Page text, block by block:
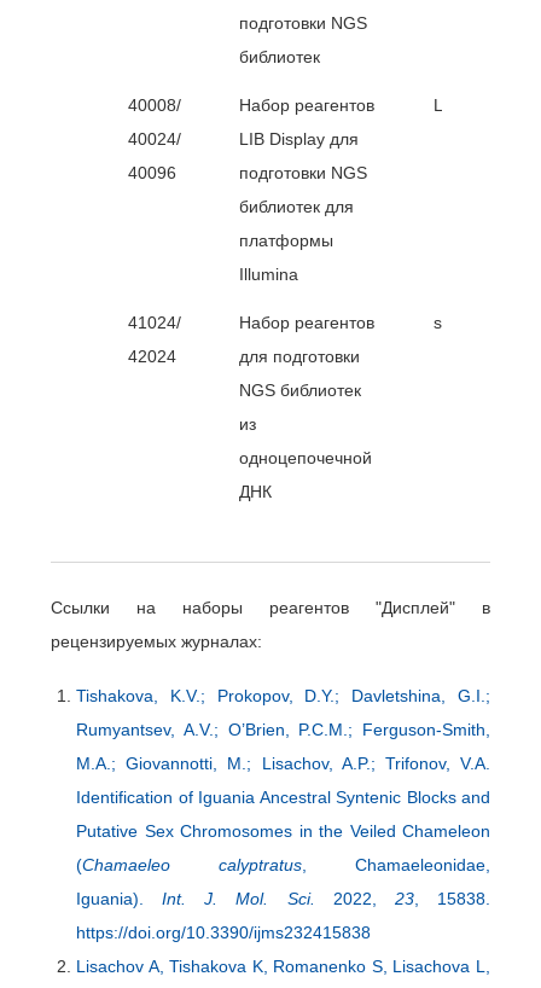
подготовки NGS
библиотек
40008/
40024/
40096
Набор реагентов
LIB Display для
подготовки NGS
библиотек для
платформы
Illumina
LIB Display
41024/
42024
Набор реагентов
для подготовки
NGS библиотек
из
одноцепочечной
ДНК
ssDNA
Ссылки на наборы реагентов "Дисплей" в
рецензируемых журналах:
Tishakova, K.V.; Prokopov, D.Y.; Davletshina, G.I.;
Rumyantsev, A.V.; O’Brien, P.C.M.; Ferguson-Smith,
M.A.; Giovannotti, M.; Lisachov, A.P.; Trifonov, V.A.
Identification of Iguania Ancestral Syntenic Blocks and
Putative Sex Chromosomes in the Veiled Chameleon
(Chamaeleo calyptratus , Chamaeleonidae,
Iguania).Int. J. Mol. Sci. 2022, 23, 15838.
https://doi.org/10.3390/ijms232415838
Lisachov A, Tishakova K, Romanenko S, Lisachova L,